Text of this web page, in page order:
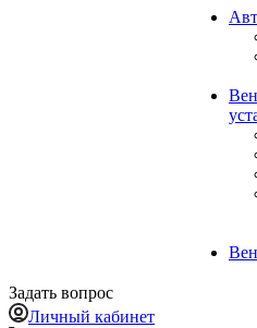
Задать вопрос
Личный кабинет